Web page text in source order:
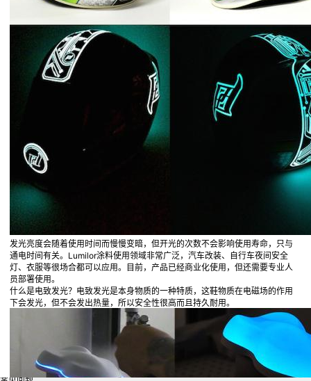
发光亮度会随着使用时间而慢慢变暗，但开光的次数不会影响使用寿命，只与
通电时间有关。Lumilor涂料使用领域非常广泛，汽车改装、自行车夜间安全
灯、衣服等很场合都可以应用。目前，产品已经商业化使用，但还需要专业人
员部署使用。
什么是电致发光？电致发光是本身物质的一种特质，这鞋物质在电磁场的作用
下会发光，但不会发出热量，所以安全性很高而且持久耐用。
知乎